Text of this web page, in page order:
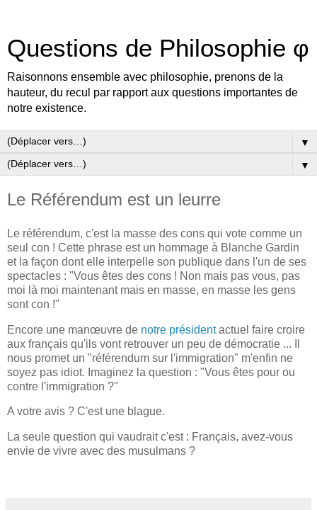
Questions de Philosophie φ
Raisonnons ensemble avec philosophie, prenons de la
hauteur, du recul par rapport aux questions importantes de
notre existence.
▼
▼
Le Référendum est un leurre
Le référendum, c'est la masse des cons qui vote comme un
seul con ! Cette phrase est un hommage à Blanche Gardin
et la façon dont elle interpelle son publique dans l'un de ses
spectacles : "Vous êtes des cons ! Non mais pas vous, pas
moi là moi maintenant mais en masse, en masse les gens
sont con !"
Encore une manœuvre de notre présidentactuel faire croire
aux français qu'ils vont retrouver un peu de démocratie ... Il
nous promet un "référendum sur l'immigration" m'enfin ne
soyez pas idiot. Imaginez la question : "Vous êtes pour ou
contre l'immigration ?"
A votre avis ? C'est une blague.
La seule question qui vaudrait c'est : Français, avez-vous
envie de vivre avec des musulmans ?